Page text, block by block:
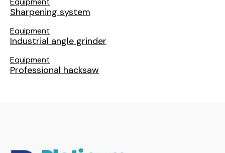
Sharpening system
Equipment
Industrial angle grinder
Equipment
Professional hacksaw